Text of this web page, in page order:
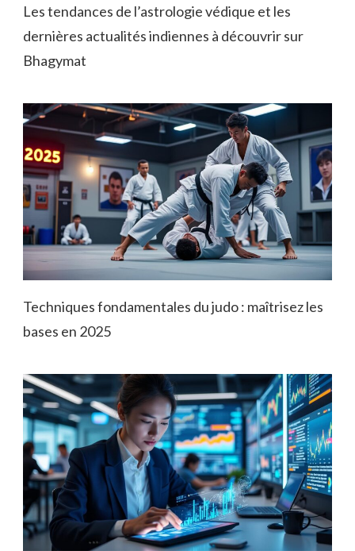
Les tendances de l’astrologie védique et les
dernières actualités indiennes à découvrir sur
Bhagymat
Techniques fondamentales du judo : maîtrisez les
bases en 2025